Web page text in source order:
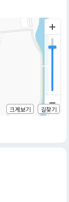
크게보기 길찾기